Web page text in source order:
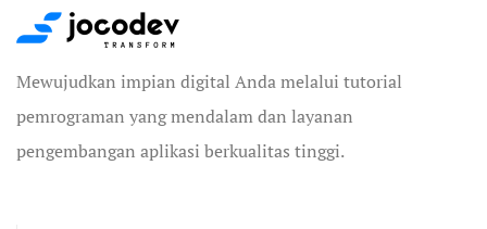
Mewujudkan impian digital Anda melalui tutorial
pemrograman yang mendalam dan layanan
pengembangan aplikasi berkualitas tinggi.